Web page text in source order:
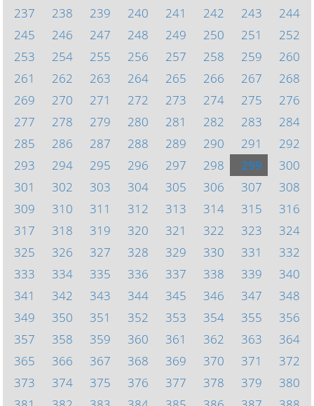
237
238 239 240 241 242 243
244
245
246 247 248 249 250 251
252
253
254 255 256 257 258 259
260
261
262 263 264 265 266 267
268
269
270 271 272 273 274 275
276
277
278 279 280 281 282 283
284
285
286 287 288 289 290 291
292
293
294 295 296 297 298 299
300
301
302 303 304 305 306 307
308
309
310 311 312 313 314 315
316
317
318 319 320 321 322 323
324
325
326 327 328 329 330 331
332
333
334 335 336 337 338 339
340
341
342 343 344 345 346 347
348
349
350 351 352 353 354 355
356
357
358 359 360 361 362 363
364
365
366 367 368 369 370 371
372
373
374 375 376 377 378 379
380